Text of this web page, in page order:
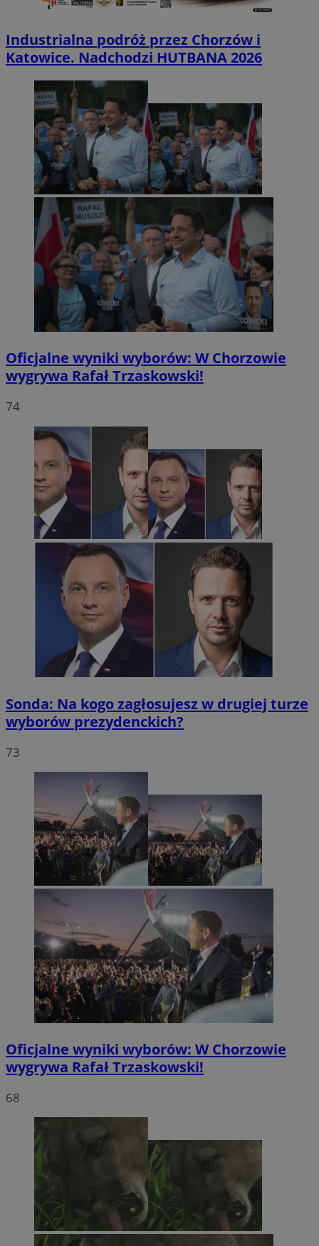
Industrialna podróż przez Chorzów i
Katowice. Nadchodzi HUTBANA 2026
Oficjalne wyniki wyborów: W Chorzowie
wygrywa Rafał Trzaskowski!
74
Sonda: Na kogo zagłosujesz w drugiej turze
wyborów prezydenckich?
73
Oficjalne wyniki wyborów: W Chorzowie
wygrywa Rafał Trzaskowski!
68